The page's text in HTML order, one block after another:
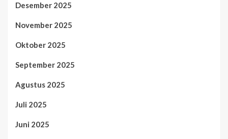
Desember 2025
November 2025
Oktober 2025
September 2025
Agustus 2025
Juli 2025
Juni 2025